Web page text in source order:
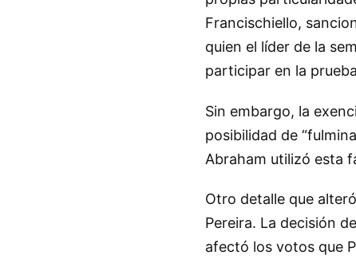
Francischiello,
quien el líder de la
participar en la
Sin embargo, la
posibilidad de
Abraham utilizó esta
Otro detalle que
Pereira. La decisión
afectó los votos que